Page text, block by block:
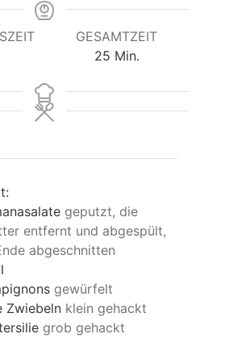
GESAMTZEIT
25Minuten
Min.
geputzt, die
entfernt und abgespült,
abgeschnitten
gewürfelt
Zwiebeln klein gehackt
grob gehackt